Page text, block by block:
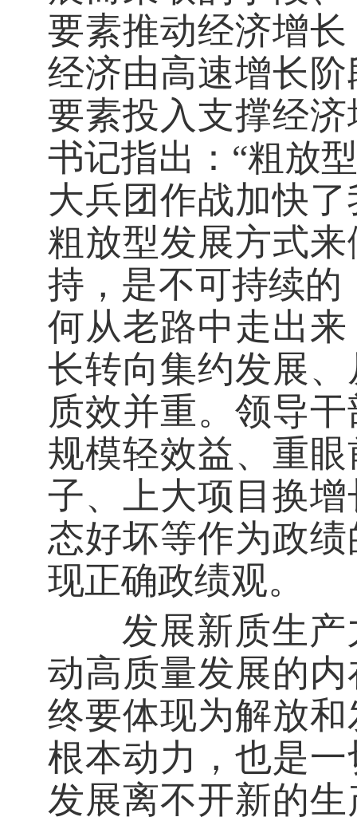
要素推动经济增
经济由高速增长
要素投入支撑经
书记指出：“粗放
大兵团作战加快
粗放型发展方式
持，是不可持续的
何从老路中走出
长转向集约发展
质效并重。领导
规模轻效益、重
子、上大项目换
态好坏等作为政
现正确政绩观。
发展新质生产
动高质量发展的
终要体现为解放
根本动力，也是
发展离不开新的